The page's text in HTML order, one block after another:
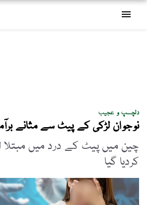
menu
دلچسپ و عجیب
نوجوان لڑکی کے پیٹ سے مثانے
چین میں پیٹ کے درد میں مبتلا
کردیا گیا